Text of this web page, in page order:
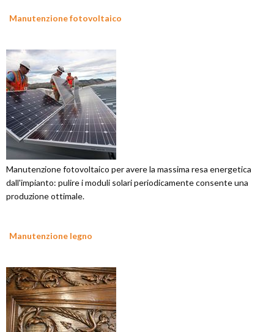
Manutenzione fotovoltaico
Manutenzione fotovoltaico per avere la massima resa energetica
dall'impianto: pulire i moduli solari periodicamente consente una
produzione ottimale.
Manutenzione legno